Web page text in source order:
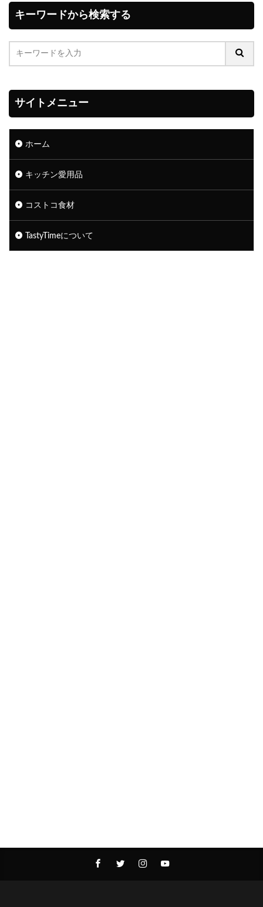
キーワードから検索する
サイトメニュー
ホーム
キッチン愛用品
コストコ食材
TastyTimeについて